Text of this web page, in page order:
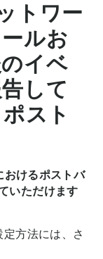
トワー
ルお
イベ
して
スト
けるポストバ
いただけます
方法には、さ